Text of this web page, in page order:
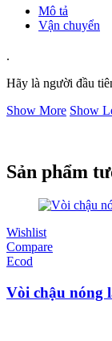
Mô tả
Vận chuyển
.
Hãy là người đầu
Show More Show
Sản phẩm
Wishlist
Compare
Ecod
Vòi chậu nóng